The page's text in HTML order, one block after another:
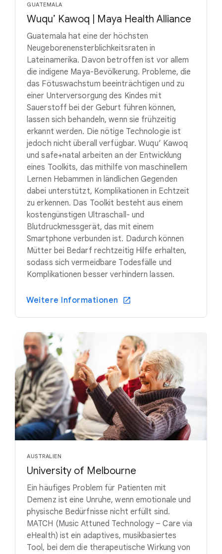
GUATEMALA
Wuqu’ Kawoq | Maya Health Alliance
Guatemala hat eine der höchsten
Neugeborenensterblichkeitsraten in
Lateinamerika. Davon betroffen ist vor allem
die indigene Maya-Bevölkerung. Probleme, die
das Fötuswachstum beeinträchtigen und zu
einer Unterversorgung des Kindes mit
Sauerstoff bei der Geburt führen können,
lassen sich behandeln, wenn sie frühzeitig
erkannt werden. Die nötige Technologie ist
jedoch nicht überall verfügbar. Wuqu’ Kawoq
und safe+natal arbeiten an der Entwicklung
eines Toolkits, das mithilfe von maschinellem
Lernen Hebammen in ländlichen Gegenden
dabei unterstützt, Komplikationen in Echtzeit
zu erkennen. Das Toolkit besteht aus einem
kostengünstigen Ultraschall- und
Blutdruckmessgerät, das mit einem
Smartphone verbunden ist. Dadurch können
Mütter bei Bedarf rechtzeitig Hilfe erhalten,
sodass sich vermeidbare Todesfälle und
Komplikationen besser verhindern lassen.
Weitere Informationen
AUSTRALIEN
University of Melbourne
Ein häufiges Problem für Patienten mit
Demenz ist eine Unruhe, wenn emotionale und
physische Bedürfnisse nicht erfüllt sind.
MATCH (Music Attuned Technology – Care via
eHealth) ist ein adaptives, musikbasiertes
Tool, bei dem die therapeutische Wirkung von